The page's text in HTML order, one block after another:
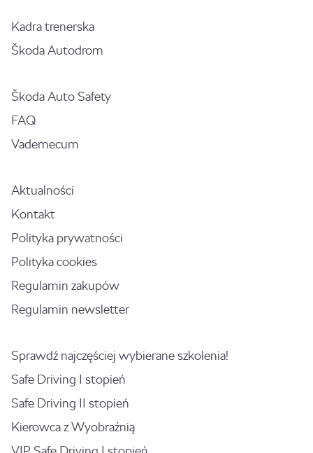
Kadra trenerska
Škoda Autodrom
Škoda Auto Safety
FAQ
Vademecum
Aktualności
Kontakt
Polityka prywatności
Polityka cookies
Regulamin zakupów
Regulamin newsletter
Sprawdź najczęściej wybierane szkolenia!
Safe Driving I stopień
Safe Driving II stopień
Kierowca z Wyobraźnią